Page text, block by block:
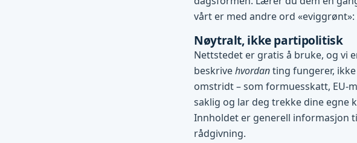
vårt er med andre ord
Nøytralt, ikke partipolitisk
Nettstedet er gratis å bruke, og vi
beskrivehvordanting fungerer,
omstridt – som formuesskatt, EU-
saklig og lar deg trekke dine egne
Innholdet er generell informasjon
rådgivning.